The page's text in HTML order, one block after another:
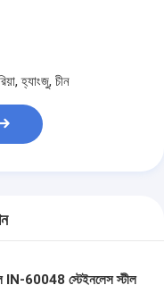
হ্যাংজু, চীন
IN-60048 স্টেইনলেস স্টীল